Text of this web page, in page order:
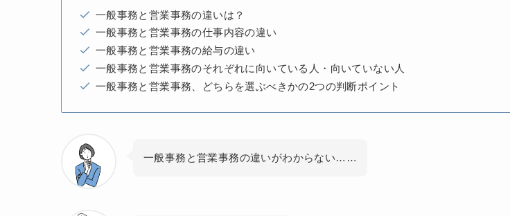
一般事務と営業事務の違いは？
一般事務と営業事務の仕事内容の違い
一般事務と営業事務の給与の違い
一般事務と営業事務のそれぞれに向いている人・向いていない人
一般事務と営業事務、どちらを選ぶべきかの2つの判断ポイント
一般事務と営業事務の違いがわからない……